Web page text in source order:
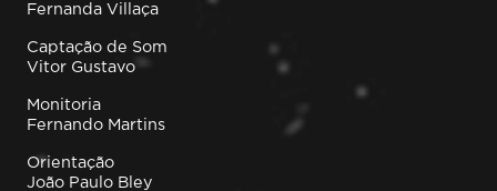
Fernanda Villaça
Captação de Som
Vitor Gustavo
Monitoria
Fernando Martins
Orientação
João Paulo Bley